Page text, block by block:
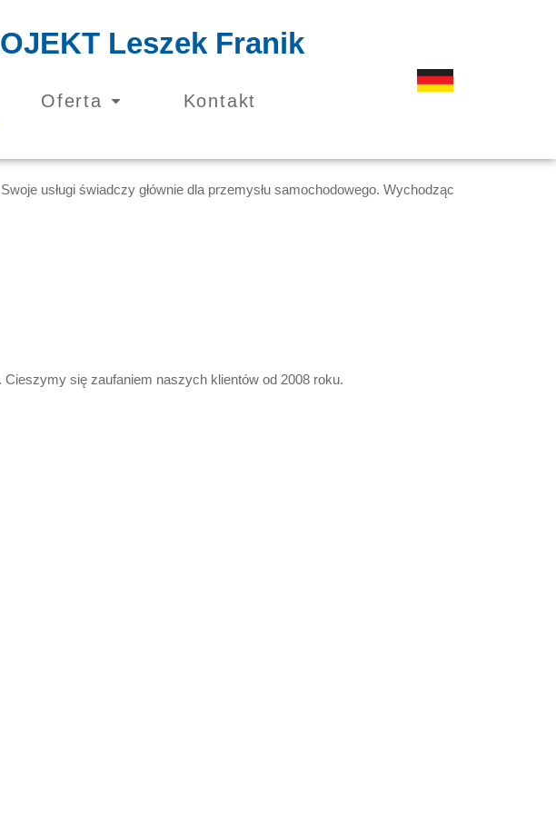
Leszek Franik
Oferta Kontakt
usługi świadczy głównie dla przemysłu samochodowego. Wychodząc
się zaufaniem naszych klientów od 2008 roku.